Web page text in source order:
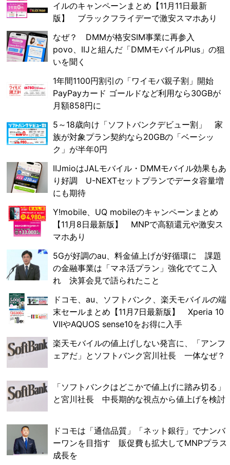
イルのキャンペーンまとめ【11月11日最新
版】 ブラックフライデーで激安スマホあり
なぜ？ DMMが格安SIM事業に再参入
povo、IIJと組んだ「DMMモバイルPlus」の狙
いを聞く
1年間1100円割引の「ワイモバ親子割」開始
PayPayカード ゴールドなど利用なら30GBが
月額858円に
5～18歳向け「ソフトバンクデビュー割」 家
族が対象プラン契約なら20GBの「ベーシッ
ク」が半年0円
IIJmioはJALモバイル・DMMモバイル効果もあ
り好調 U-NEXTセットプランでデータ容量増
にも期待
Y!mobile、UQ mobileのキャンペーンまとめ
【11月8日最新版】 MNPで高額還元や激安ス
マホあり
5Gが好調のau、料金値上げが好循環に 課題
の金融事業は「マネ活プラン」強化でてこ入
れ 決算会見で語られたこと
ドコモ、au、ソフトバンク、楽天モバイルの端
末セールまとめ【11月7日最新版】 Xperia 10
VIIやAQUOS sense10をお得に入手
楽天モバイルの値上げしない発言に、「アンフ
ェアだ」とソフトバンク宮川社長 一体なぜ？
「ソフトバンクはどこかで値上げに踏み切る」
と宮川社長 中長期的な視点から値上げを検討
ドコモは「通信品質」「ネット銀行」でナンバ
ーワンを目指す 販促費も拡大してMNPプラス
成長を